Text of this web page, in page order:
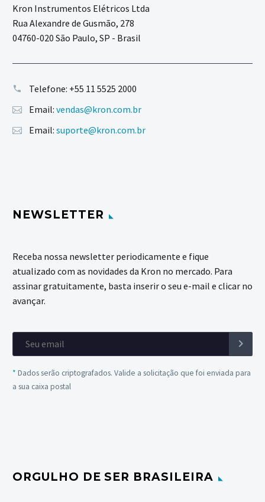
Kron Instrumentos Elétricos Ltda
Rua Alexandre de Gusmão, 278
04760-020 São Paulo, SP - Brasil
Telefone: +55 11 5525 2000
Email: vendas@kron.com.br
Email: suporte@kron.com.br
NEWSLETTER
Receba nossa newsletter periodicamente e fique
atualizado com as novidades da Kron no mercado. Para
assinar gratuitamente, basta inserir o seu e-mail e clicar no
avançar.
* Dados serão criptografados. Valide a solicitação que foi enviada para
a sua caixa postal
ORGULHO DE SER BRASILEIRA